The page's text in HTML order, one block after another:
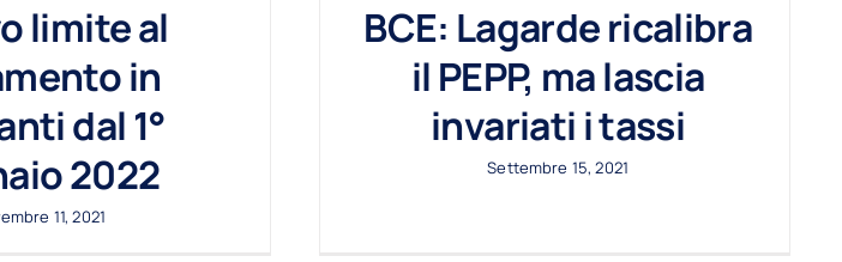
limite al
in
dal 1°
2022
11, 2021
BCE: Lagarde ricalibra
il PEPP, ma lascia
invariati i tassi
Settembre 15, 2021